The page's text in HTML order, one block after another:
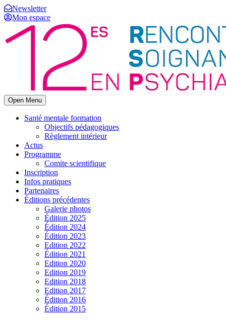
Newsletter
Mon espace
Open Menu
Santé mentale formation
Objectifs pédagogiques
Règlement intérieur
Actus
Programme
Comite scientifique
Inscription
Infos pratiques
Partenaires
Éditions précédentes
Galerie photos
Édition 2025
Édition 2024
Édition 2023
Edition 2022
Édition 2021
Edition 2020
Edition 2019
Edition 2018
Edition 2017
Édition 2016
Édition 2015